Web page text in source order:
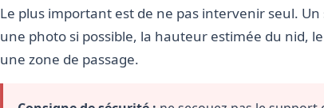
Le plus important est de ne pas intervenir seul.
une photo si possible, la hauteur estimée du nid,
une zone de passage.